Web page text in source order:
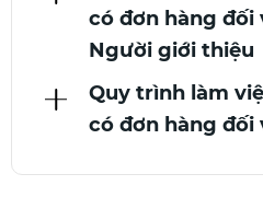
có đơn hàng đối
Người giới thiệu
Quy trình làm
có đơn hàng đối